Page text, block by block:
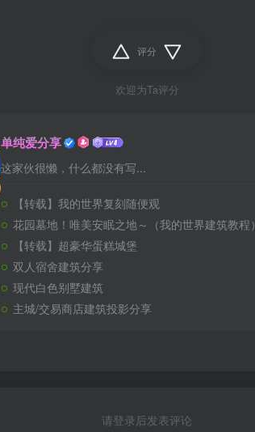
评分
欢迎为Ta评分
单纯爱分享
这家伙很懒，什么都没有写...
【转载】我的世界复刻随便观
花园墓地！唯美安眠之地～（我的世界建筑教程）
【转载】超豪华蛋糕城堡
双人宿舍建筑分享
现代白色别墅建筑
主城/交易商店建筑投影分享
请登录后发表评论